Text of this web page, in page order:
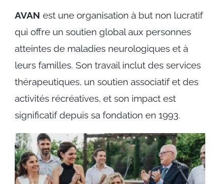
AVAN est une organisation à but non lucratif
qui offre un soutien global aux personnes
atteintes de maladies neurologiques et à
leurs familles. Son travail inclut des services
thérapeutiques, un soutien associatif et des
activités récréatives, et son impact est
significatif depuis sa fondation en 1993.